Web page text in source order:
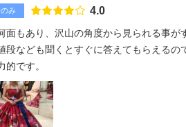
み 点数
4.0
面もあり、沢山の角度から見られる事
段なども聞くとすぐに答えてもらえる
的です。